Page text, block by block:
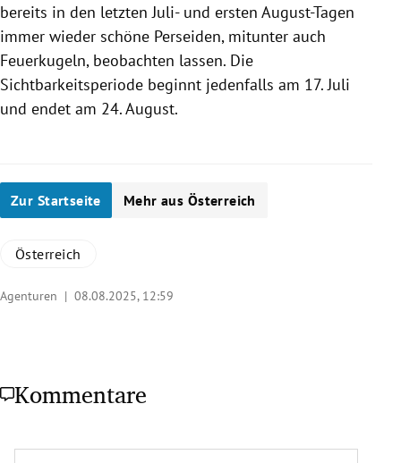
bereits in den letzten Juli- und ersten August-Tagen
immer wieder schöne Perseiden, mitunter auch
Feuerkugeln, beobachten lassen. Die
Sichtbarkeitsperiode beginnt jedenfalls am 17. Juli
und endet am 24. August.
Zur Startseite Mehr aus Österreich
Österreich
Agenturen | 08.08.2025, 12:59
Kommentare